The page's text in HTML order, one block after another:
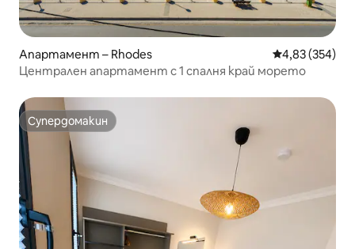
Апартамент – Rhodes Средна
4,83 (354)
Централен апартамент с 1 спалня край морето
Супердомакин
Супердомакин